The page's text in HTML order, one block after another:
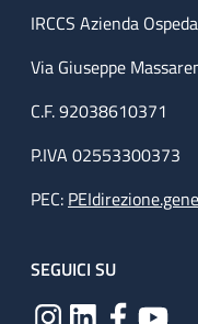
IRCCS Azienda
Via Giuseppe
C.F. 92038610371
P.IVA 02553300373
PEC:
SEGUICI SU